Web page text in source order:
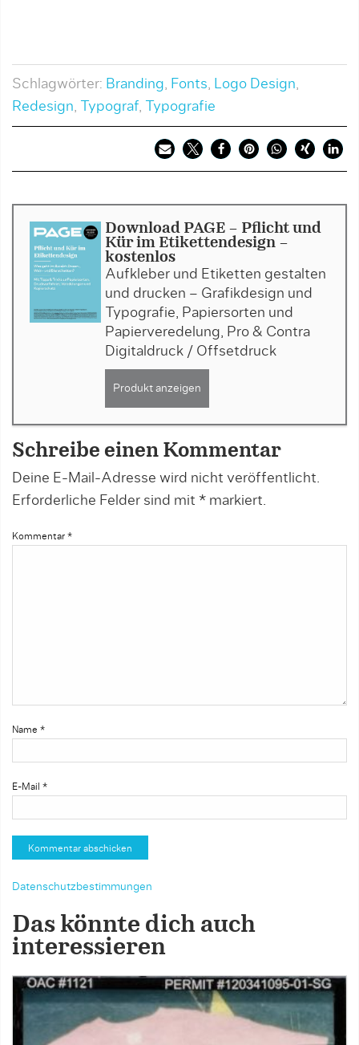
Schlagwörter: Branding, Fonts, Logo Design,
Redesign, Typograf, Typografie
Download PAGE - Pflicht und
Kür im Etikettendesign -
kostenlos
Aufkleber und Etiketten gestalten
und drucken – Grafikdesign und
Typografie, Papiersorten und
Papierveredelung, Pro & Contra
Digitaldruck / Offsetdruck
Produkt anzeigen
Schreibe einen Kommentar
Deine E-Mail-Adresse wird nicht veröffentlicht.
Erforderliche Felder sind mit * markiert.
Kommentar *
Name *
E-Mail *
Datenschutzbestimmungen
Das könnte dich auch
interessieren